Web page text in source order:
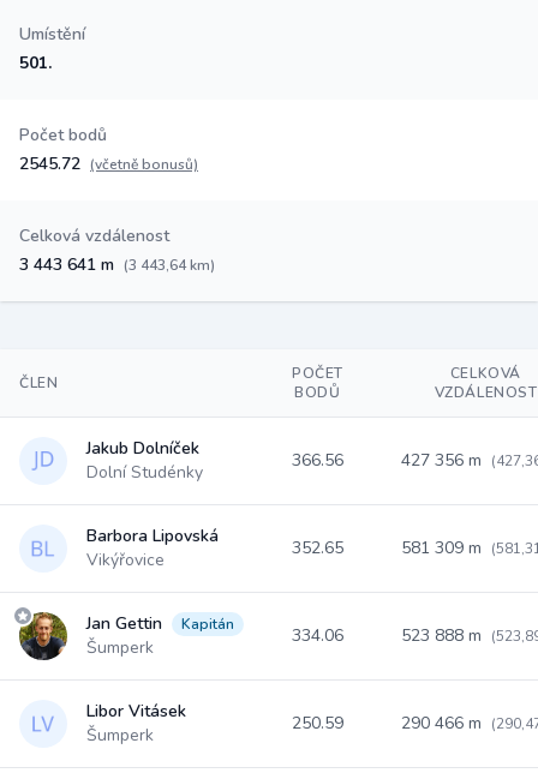
Umístění
501.
Počet bodů
2545.72 (včetně bonusů)
Celková vzdálenost
3 443 641 m (3 443,64 km)
ČLEN
POČET
BODŮ
CELKOVÁ
VZDÁLENOST
Jakub Dolníček
Dolní Studénky
366.56 427 356 m
Barbora Lipovská
Vikýřovice
352.65 581 309 m
Jan Gettin Kapitán
Šumperk
334.06 523 888 m
Libor Vitásek
Šumperk
250.59 290 466 m